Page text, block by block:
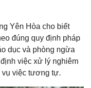
Yên Hòa cho biết
đúng quy định pháp
dục và phòng ngừa
việc xử lý nghiêm
vụ việc tương tự.